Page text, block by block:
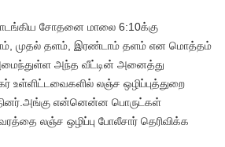
சோதனை மாலை 6:10க்கு
முதல் தளம், இரண்டாம் தளம் என மொத்தம்
அமைந்துள்ள அந்த வீட்டின் அனைத்து
உள்ளிட்டவைகளில் லஞ்ச ஒழிப்புத்துறை
என்னென்ன பொருட்கள்
லஞ்ச ஒழிப்பு போலீசார் தெரிவிக்க